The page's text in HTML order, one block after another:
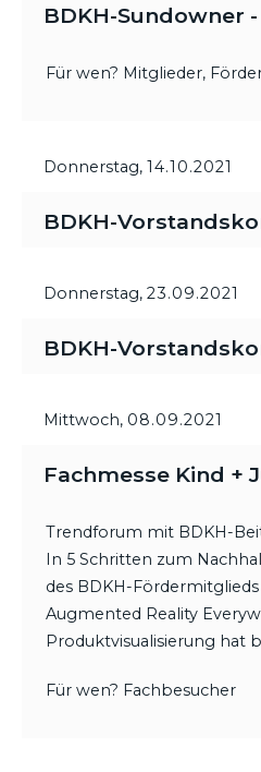
BDKH-Sundowner
Für wen? Mitglieder,
Donnerstag, 14.10.2021
BDKH-
Donnerstag, 23.09.2021
BDKH-
Mittwoch, 08.09.2021
Fachmesse Kind +
Trendforum mit BDKH-
In 5 Schritten zum
des BDKH-
Augmented Reality
Produktvisualisierung hat
Für wen? Fachbesucher